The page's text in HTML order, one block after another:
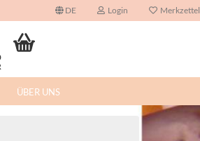
DE Login Merkzettel
ÜBER UNS